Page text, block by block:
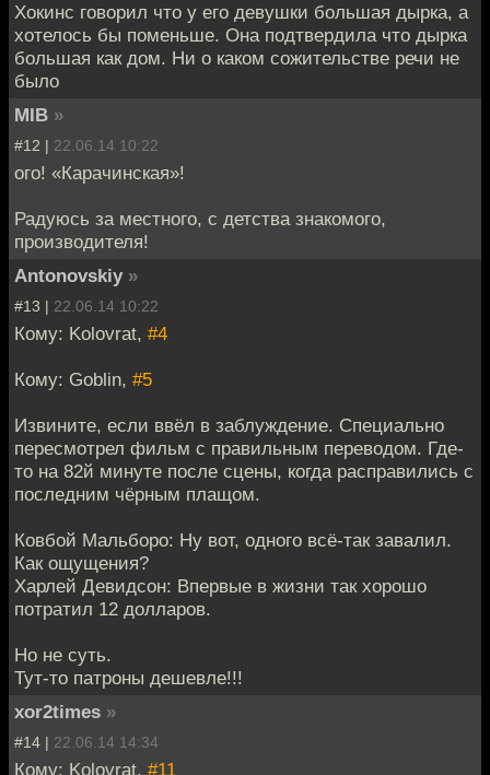
Хокинс говорил что у его девушки большая дырка, а
хотелось бы поменьше. Она подтвердила что дырка
большая как дом. Ни о каком сожительстве речи не
было
MIB »
#12 | 22.06.14 10:22
ого! «Карачинская»!
Радуюсь за местного, с детства знакомого,
производителя!
Antonovskiy »
#13 | 22.06.14 10:22
Кому: Kolovrat, #4
Кому: Goblin, #5
Извините, если ввёл в заблуждение. Специально
пересмотрел фильм с правильным переводом. Где-
то на 82й минуте после сцены, когда расправились с
последним чёрным плащом.
Ковбой Мальборо: Ну вот, одного всё-так завалил.
Как ощущения?
Харлей Девидсон: Впервые в жизни так хорошо
потратил 12 долларов.
Но не суть.
Тут-то патроны дешевле!!!
xor2times »
#14 | 22.06.14 14:34
Кому: Kolovrat, #11